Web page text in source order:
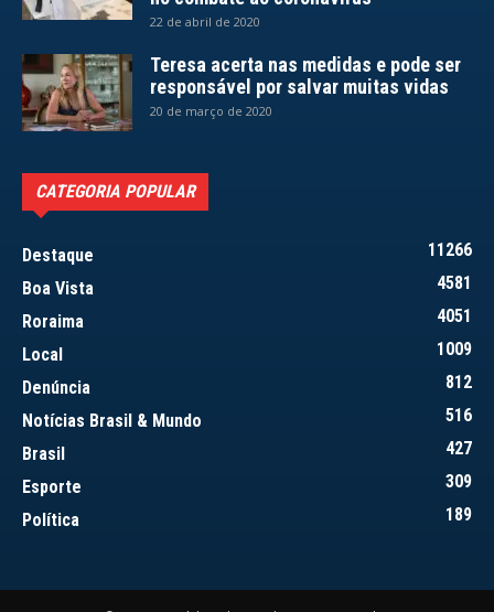
22 de abril de 2020
Teresa acerta nas medidas e pode ser
responsável por salvar muitas vidas
20 de março de 2020
CATEGORIA POPULAR
Destaque
11266
Boa Vista
4581
Roraima
4051
Local
1009
Denúncia
812
Notícias Brasil & Mundo
516
Brasil
427
Esporte
309
Política
189